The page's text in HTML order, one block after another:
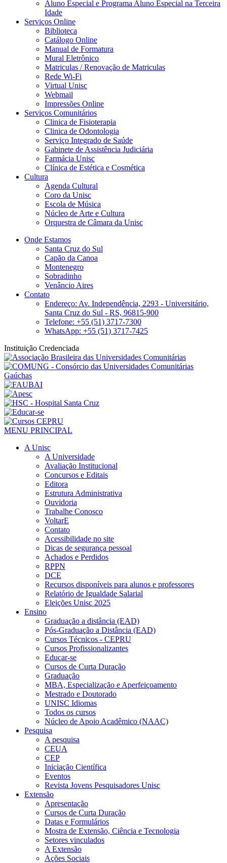
Aluno Especial e Programa Aluno Especial na Terceira
Idade
Serviços Online
Biblioteca
Catálogo Online
Manual de Formatura
Mural Eletrônico
Matriculas / Renovação de Matriculas
Rede Wi-Fi
Virtual Unisc
Webmail
Impressões Online
Serviços Comunitários
Clinica de Fisioterapia
Clinica de Odontologia
Serviço Integrado de Saúde
Gabinete de Assistência Judiciária
Farmácia Unisc
Clínica de Estética e Cosmética
Cultura
Agenda Cultural
Coro da Unisc
Escola de Música
Núcleo de Arte e Cultura
Orquestra de Câmara da Unisc
Onde Estamos
Santa Cruz do Sul
Capão da Canoa
Montenegro
Sobradinho
Venâncio Aires
Contato
Endereço: Av. Independência, 2293 - Universitário,
Santa Cruz do Sul - RS, 96815-900
Telefone: +55 (51) 3717-7300
WhatsApp: +55 (51) 3717-7425
Instituição Credenciada
MENU PRINCIPAL
A Unisc
A Universidade
Avaliação Institucional
Concursos e Editais
Editora
Estrutura Administrativa
Ouvidoria
Trabalhe Conosco
VoltarE
Contato
Acessibilidade no site
Dicas de segurança pessoal
Achados e Perdidos
RPPN
DCE
Recursos disponíveis para alunos e professores
Relatório de Igualdade Salarial
Eleições Unisc 2025
Ensino
Graduação a distância (EAD)
Pós-Graduação a Distância (EAD)
Cursos Técnicos - CEPRU
Cursos Profissionalizantes
Educar-se
Cursos de Curta Duração
Graduação
MBA, Especialização e Aperfeiçoamento
Mestrado e Doutorado
UNISC Idiomas
Todos os cursos
Núcleo de Apoio Acadêmico (NAAC)
Pesquisa
A pesquisa
CEUA
CEP
Iniciação Científica
Eventos
Revista Jovens Pesquisadores Unisc
Extensão
Apresentação
Cursos de Curta Duração
Datas e Formulários
Mostra de Extensão, Ciência e Tecnologia
Setores vinculados
A Extensão
Ações Sociais